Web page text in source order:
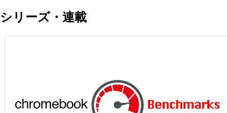
シリーズ・連載